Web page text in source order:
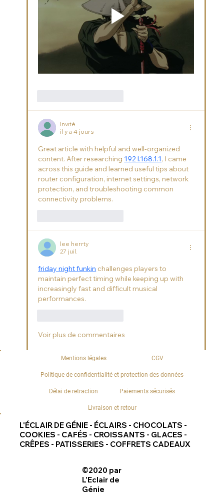
Invité
il y a 4 jours
Great article with helpful and well-organized
content. After researching 192 l.168.1.1, I came
across this guide and learned useful tips about
router configuration, internet settings, network
protection, and troubleshooting common
connectivity problems.
lee herrty
27 juil.
friday night funkin challenges players to
maintain perfect timing while keeping up with
increasingly fast and difficult musical
performances.
Voir plus de commentaires
Mentions légales CGV
Politique de confidentialité et protection des données
Délai de retraction Paiements sécurisés
Livraison et retour
L'ÉCLAIR DE GÉNIE - ÉCLAIRS - CHOCOLATS -
COOKIES - CAFÉS - CROISSANTS - GLACES -
CRÊPES - PATISSERIES - COFFRETS CADEAUX
©2020 par
L'Eclair de
Génie